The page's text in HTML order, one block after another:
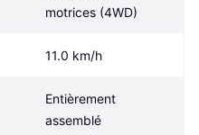
motrices (4WD)
11.0 km/h
Entièrement
assemblé